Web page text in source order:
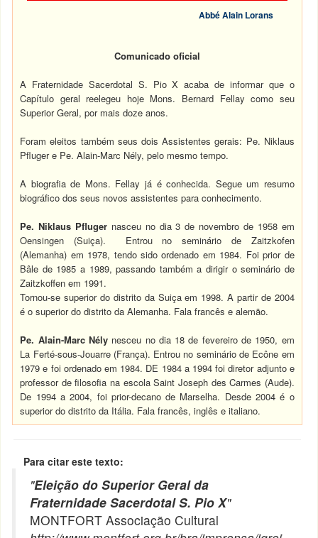
Abbé Alain Lorans
Comunicado oficial
A Fraternidade Sacerdotal S. Pio X acaba de informar que o
Capítulo geral reelegeu hoje Mons. Bernard Fellay como seu
Superior Geral, por mais doze anos.
Foram eleitos também seus dois Assistentes gerais: Pe. Niklaus
Pfluger e Pe. Alain-Marc Nély, pelo mesmo tempo.
A biografia de Mons. Fellay já é conhecida. Segue um resumo
biográfico dos seus novos assistentes para conhecimento.
Pe. Niklaus Pflugernasceu no dia 3 de novembro de 1958 em
Oensingen (Suiça). Entrou no seminário de Zaitzkofen
(Alemanha) em 1978, tendo sido ordenado em 1984. Foi prior de
Bâle de 1985 a 1989, passando também a dirigir o seminário de
Zaitzkoffen em 1991.
Tornou-se superior do distrito da Suiça em 1998. A partir de 2004
é o superior do distrito da Alemanha. Fala francês e alemão.
Pe. Alain-Marc Nélynesceu no dia 18 de fevereiro de 1950, em
La Ferté-sous-Jouarre (França). Entrou no seminário de Ecône em
1979 e foi ordenado em 1984. DE 1984 a 1994 foi diretor adjunto e
professor de filosofia na escola Saint Joseph des Carmes (Aude).
De 1994 a 2004, foi prior-decano de Marselha. Desde 2004 é o
superior do distrito da Itália. Fala francês, inglês e italiano.
Para citar este texto:
"Eleição do Superior Geral da
Fraternidade Sacerdotal S. Pio X"
MONTFORT Associação Cultural